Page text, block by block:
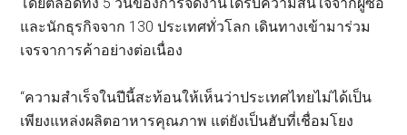
โดยตลอดทั้ง 5 วันของการจัดงานได้รับความสนใจจากผู้ซื้อ
และนักธุรกิจจาก 130 ประเทศทั่วโลก เดินทางเข้ามาร่วม
เจรจาการค้าอย่างต่อเนื่อง
“ความสำเร็จในปีนี้สะท้อนให้เห็นว่าประเทศไทยไม่ได้เป็น
เพียงแหล่งผลิตอาหารคุณภาพ แต่ยังเป็นฮับที่เชื่อมโยง